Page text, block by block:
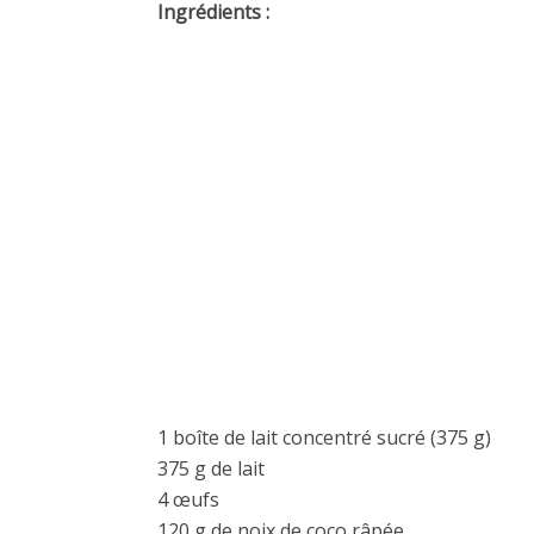
Ingrédients :
1 boîte de lait concentré sucré (375 g)
375 g de lait
4 œufs